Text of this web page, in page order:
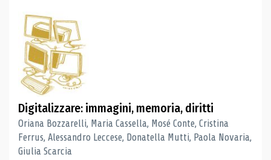
Digitalizzare: immagini, memoria, diritti
Oriana Bozzarelli, Maria Cassella, Mosé Conte, Cristina
Ferrus, Alessandro Leccese, Donatella Mutti, Paola Novaria,
Giulia Scarcia